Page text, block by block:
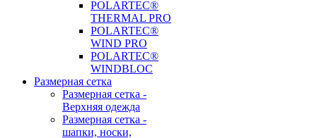
POLARTEC®
THERMAL PRO
POLARTEC®
WIND PRO
POLARTEC®
WINDBLOC
Размерная сетка
Размерная сетка -
Верхняя одежда
Размерная сетка -
шапки, носки,